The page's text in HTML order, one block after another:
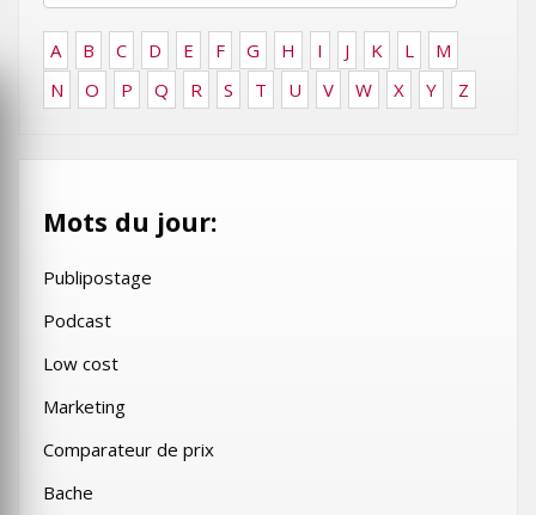
A B C D E F G H I J K L
M
N
O P Q R S T U V W X Y Z
Mots du jour:
Publipostage
Podcast
Low cost
Marketing
Comparateur de prix
Bache